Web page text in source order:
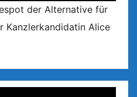
der Alternative für
Kanzlerkandidatin Alice